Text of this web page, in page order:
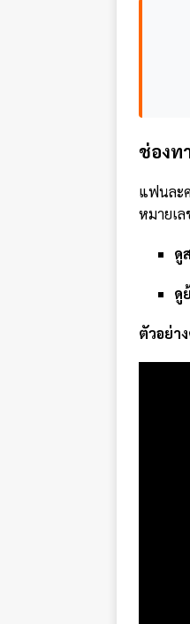
ช่องท
แฟนละ
หมายเล
ดู
ดู
ตัวอย่า